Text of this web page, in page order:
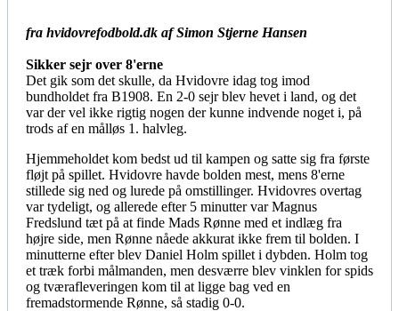
fra hvidovrefodbold.dk af Simon Stjerne Hansen
Sikker sejr over 8'erne
Det gik som det skulle, da Hvidovre idag tog imod
bundholdet fra B1908. En 2-0 sejr blev hevet i land, og det
var der vel ikke rigtig nogen der kunne indvende noget i, på
trods af en målløs 1. halvleg.
Hjemmeholdet kom bedst ud til kampen og satte sig fra første
fløjt på spillet. Hvidovre havde bolden mest, mens 8'erne
stillede sig ned og lurede på omstillinger. Hvidovres overtag
var tydeligt, og allerede efter 5 minutter var Magnus
Fredslund tæt på at finde Mads Rønne med et indlæg fra
højre side, men Rønne nåede akkurat ikke frem til bolden. I
minutterne efter blev Daniel Holm spillet i dybden. Holm tog
et træk forbi målmanden, men desværre blev vinklen for spids
og tværafleveringen kom til at ligge bag ved en
fremadstormende Rønne, så stadig 0-0.